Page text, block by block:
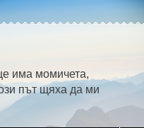
има момичета,
път щяха да ми